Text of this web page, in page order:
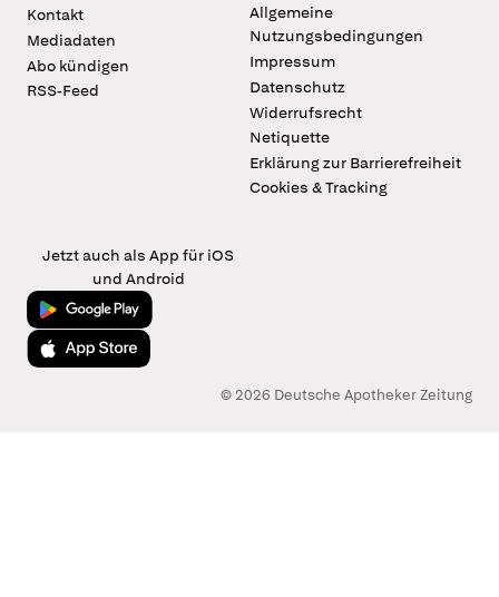
Kontakt
Mediadaten
Abo kündigen
RSS-Feed
Allgemeine
Nutzungsbedingungen
Impressum
Datenschutz
Widerrufsrecht
Netiquette
Erklärung zur Barrierefreiheit
Cookies & Tracking
Jetzt auch als App für iOS
und Android
Jetzt bei Google Play
Laden im App Store
© 2026 Deutsche Apotheker Zeitung